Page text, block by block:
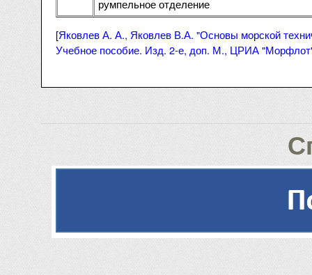
румпельное отделение
[Яковлев А. А., Яковлев В.А. "Основы морской
Учебное пособие. Изд. 2-е, доп. М., ЦРИА